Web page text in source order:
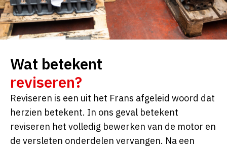
Wat betekent
reviseren?
Reviseren is een uit het Frans afgeleid woord dat
herzien betekent. In ons geval betekent
reviseren het volledig bewerken van de motor en
de versleten onderdelen vervangen. Na een